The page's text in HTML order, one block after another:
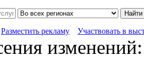
Найти
Разместить рекламу Участвовать в